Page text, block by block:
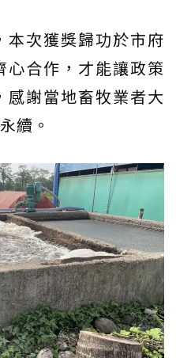
本次獲獎歸功於市府
心合作，才能讓政策
謝當地畜牧業者大
續。